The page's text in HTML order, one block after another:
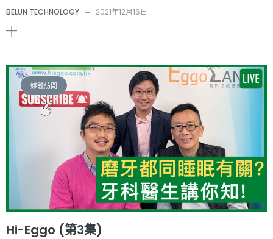
BELUN TECHNOLOGY — 2021年12月16日
媒體訪問
Hi-Eggo (第3集)